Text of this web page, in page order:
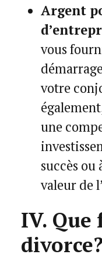
Argent
vous
votre
une
succès ou
valeur de
IV. Que